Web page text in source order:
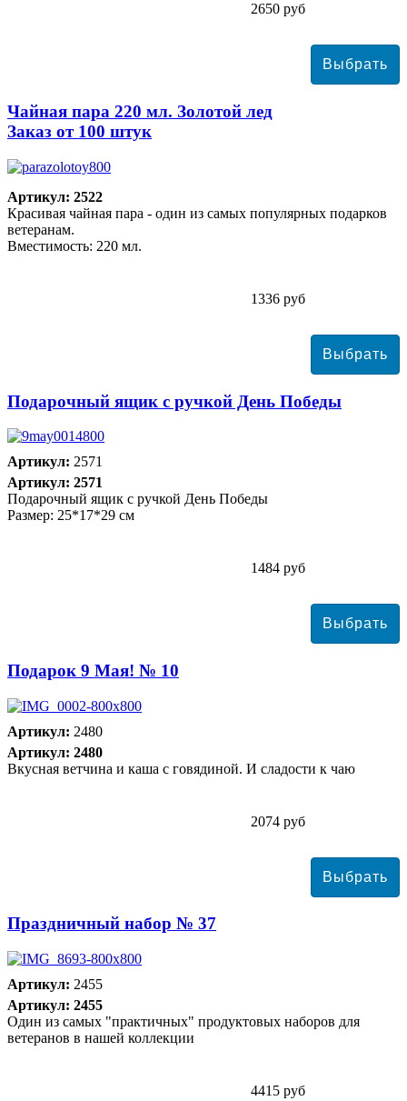
2650 руб
Чайная пара 220 мл. Золотой лед
Заказ от 100 штук
Артикул: 2522
Красивая чайная пара - один из самых популярных подарков
ветеранам.
Вместимость: 220 мл.
1336 руб
Подарочный ящик с ручкой День Победы
Артикул: 2571
Артикул: 2571
Подарочный ящик с ручкой День Победы
Размер: 25*17*29 см
1484 руб
Подарок 9 Мая! № 10
Артикул: 2480
Артикул: 2480
Вкусная ветчина и каша с говядиной. И сладости к чаю
2074 руб
Праздничный набор № 37
Артикул: 2455
Артикул: 2455
Один из самых "практичных" продуктовых наборов для
ветеранов в нашей коллекции
4415 руб